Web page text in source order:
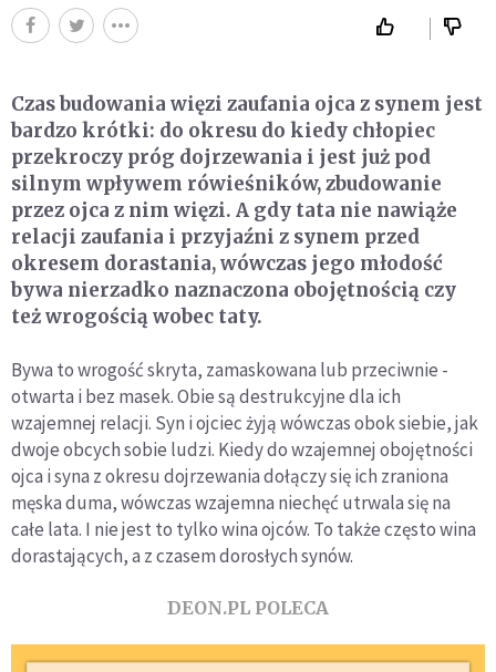
Czas budowania więzi zaufania ojca z synem jest
bardzo krótki: do okresu do kiedy chłopiec
przekroczy próg dojrzewania i jest już pod
silnym wpływem rówieśników, zbudowanie
przez ojca z nim więzi. A gdy tata nie nawiąże
relacji zaufania i przyjaźni z synem przed
okresem dorastania, wówczas jego młodość
bywa nierzadko naznaczona obojętnością czy
też wrogością wobec taty.
Bywa to wrogość skryta, zamaskowana lub przeciwnie -
otwarta i bez masek. Obie są destrukcyjne dla ich
wzajemnej relacji. Syn i ojciec żyją wówczas obok siebie, jak
dwoje obcych sobie ludzi. Kiedy do wzajemnej obojętności
ojca i syna z okresu dojrzewania dołączy się ich zraniona
męska duma, wówczas wzajemna niechęć utrwala się na
całe lata. I nie jest to tylko wina ojców. To także często wina
dorastających, a z czasem dorosłych synów.
DEON.PL POLECA